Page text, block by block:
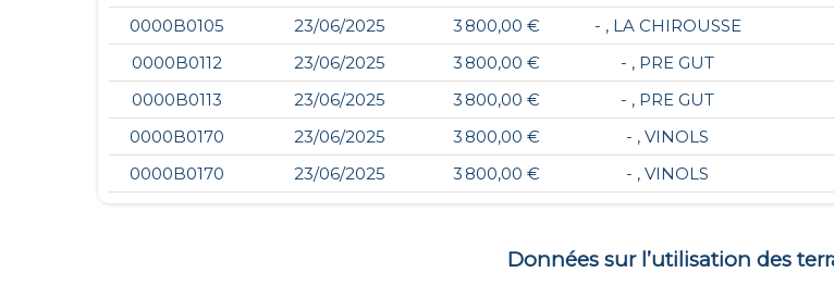
0000B0105
23/06/2025 3 800,00 € - , LA CHIROUSSE
0000B0112
23/06/2025 3 800,00 € - , PRE GUT
0000B0113
23/06/2025 3 800,00 € - , PRE GUT
0000B0170
23/06/2025 3 800,00 € - , VINOLS
0000B0170
23/06/2025 3 800,00 € - , VINOLS
Données sur l’utilisation des